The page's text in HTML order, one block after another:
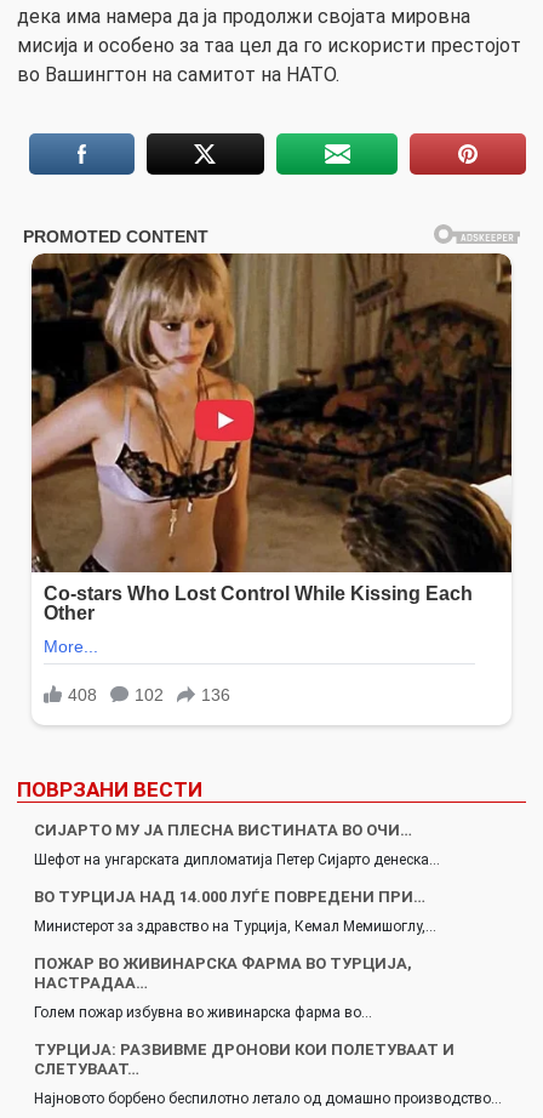
дека има намера да ја продолжи својата мировна
мисија и особено за таа цел да го искористи престојот
во Вашингтон на самитот на НАТО.
ПОВРЗАНИ ВЕСТИ
СИЈАРТО МУ ЈА ПЛЕСНА ВИСТИНАТА ВО ОЧИ…
Шефот на унгарската дипломатија Петер Сијарто денеска…
ВО ТУРЦИЈА НАД 14.000 ЛУЃЕ ПОВРЕДЕНИ ПРИ…
Министерот за здравство на Турција, Кемал Мемишоглу,…
ПОЖАР ВО ЖИВИНАРСКА ФАРМА ВО ТУРЦИЈА,
НАСТРАДАА…
Голем пожар избувна во живинарска фарма во…
ТУРЦИЈА: РАЗВИВМЕ ДРОНОВИ КОИ ПОЛЕТУВААТ И
СЛЕТУВААТ…
Најновото борбено беспилотно летало од домашно производство…